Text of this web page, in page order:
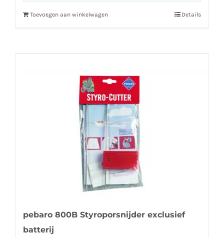
Toevoegen aan winkelwagen Details
pebaro 800B Styroporsnijder exclusief
batterij